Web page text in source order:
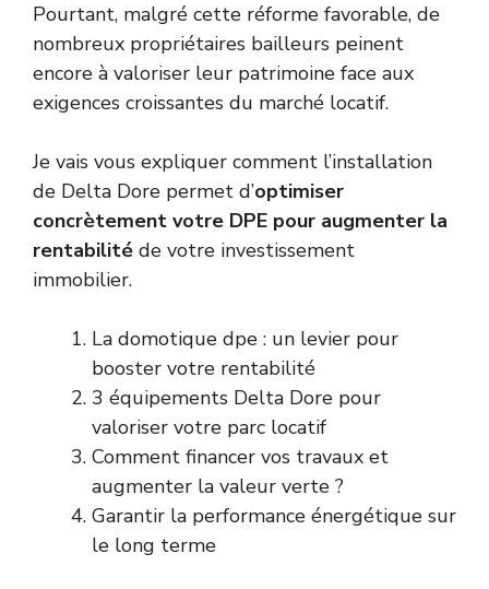
Pourtant, malgré cette réforme favorable, de
nombreux propriétaires bailleurs peinent
encore à valoriser leur patrimoine face aux
exigences croissantes du marché locatif.
Je vais vous expliquer comment l’installation
de Delta Dore permet d’optimiser
concrètement votre DPE pour augmenter la
rentabilité de votre investissement
immobilier.
La domotique dpe : un levier pour
booster votre rentabilité
3 équipements Delta Dore pour
valoriser votre parc locatif
Comment financer vos travaux et
augmenter la valeur verte ?
Garantir la performance énergétique sur
le long terme